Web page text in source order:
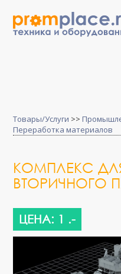
Товары/Услуги >>
Переработка материалов
КОМПЛЕКС
ВТОРИЧНОГО
ЦЕНА: 1 .-